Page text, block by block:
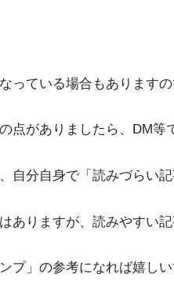
ている場合もありますの
がありましたら、DM等
分自身で「読みづらい
りますが、読みやすい
プ」の参考になれば嬉しい